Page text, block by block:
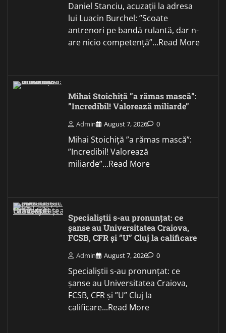
Daniel Stanciu, acuzații la adresa
lui Luacin Burchel: ”Scoate
antrenori pe bandă rulantă, dar n-
are nicio competență”...Read More
Mihai Stoichiță ”a rămas mască”:
”Incredibil! Valorează miliarde”
Admin August 7, 2026 0
Mihai Stoichiță ”a rămas mască”:
”Incredibil! Valorează
miliarde”...Read More
Specialiștii s-au pronunțat: ce
șanse au Universitatea Craiova,
FCSB, CFR și ”U” Cluj la calificare
Admin August 7, 2026 0
Specialiștii s-au pronunțat: ce
șanse au Universitatea Craiova,
FCSB, CFR și ”U” Cluj la
calificare...Read More